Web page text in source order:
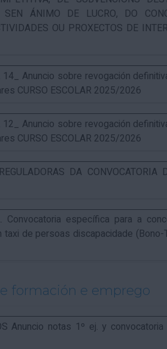
SEN ÁNIMO DE LUCRO, DO
OU PROXECTOS DE
14_ Anuncio sobre revogación
CURSO ESCOLAR 2025/2026
12_ Anuncio sobre revogación
CURSO ESCOLAR 2025/2026
DA
Convocatoria específica para a
de persoas discapacidade (Bono-
formación e emprego
Anuncio notas 1º ej. y